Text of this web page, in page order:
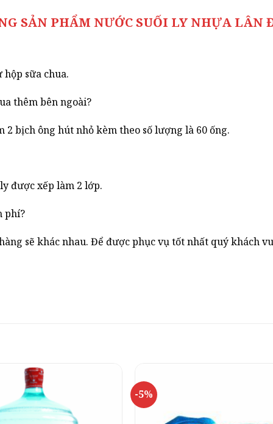
SẢN PHẨM NƯỚC SUỐI LY NHỰA LÂN
sữa chua.
thêm bên ngoài?
2 bịch ông hút nhỏ kèm theo số lượng là 60 ống.
được xếp làm 2 lớp.
phí?
sẽ khác nhau. Để được phục vụ tốt nhất quý khách
-5%